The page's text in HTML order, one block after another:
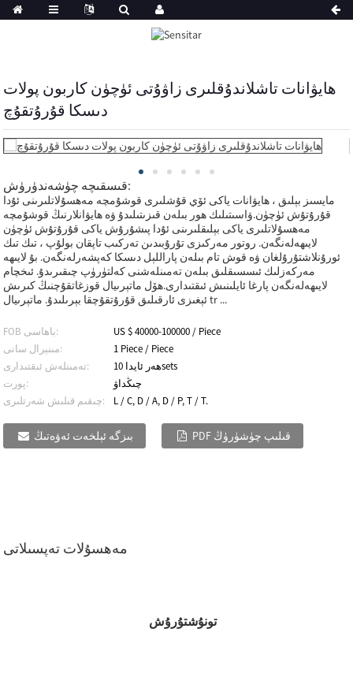
ھايۋانات تاشلاندۇقلىرى زاۋۇتى ئۈچۈن كاربون پولات
دىسكا قۇرۇتقۇچ
قىسقىچە چۈشەندۈرۈش:
مايسىز بېلىق ، ھايۋانات ياكى ئۆي قۇشلىرى قوشۇمچە مەھسۇلاتلىرىنى ئۇدا
قۇرۇتۇش ئۈچۈن.ۋاسىتىلىك ھور بىلەن قىزىتىلىدۇ ۋە ھايۋانلارنىڭ قوشۇمچە
مەھسۇلاتلىرى ياكى بېلىقلىرىنى ئۇدا پىشۇرۇش ياكى قۇرۇتۇش ئۈچۈن
لايىھەلەنگەن. روتور مەركىزى تۇرۇبىدىن تەركىب تاپقان بولۇپ ، تىك تىك
ئورۇنلاشتۇرۇلغان ۋە قوش تام بىلەن پاراللېل دىسكا كەپشەرلەنگەن. بۇ لايىھە
مەركەزلىك ئىسسىقلىق بىلەن تەمىنلەشنى كەلتۈرۈپ چىقىرىدۇ. ئىخچام
لايىھەلەنگەن پارغا ئايلىنىش ئىقتىدارى.ھۆل ماتېرىيال قوزغاتقۇچنىڭ كىرىش
ئېغىزى ئارقىلىق قۇرۇتقۇچقا بېرىلىدۇ. ماتېرىيال tr ...
FOB باھاسى:
US $ 40000-100000 / Piece
مىنېرال سانى:
1 Piece / Piece
تەمىنلەش ئىقتىدارى:
ھەر ئايدا 10sets
پورت:
چىڭداۋ
چىقىم قىلىش شەرتلىرى:
L / C, D / A, D / P, T / T.
بىزگە ئېلخەت ئەۋەتىڭ PDF قىلىپ چۈشۈرۈڭ
مەھسۇلات تەپسىلاتى
تونۇشتۇرۇش